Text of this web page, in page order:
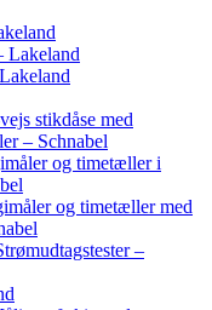
Lakeland
stikdåse med
– Schnabel
og timetæller i
og timetæller med
–